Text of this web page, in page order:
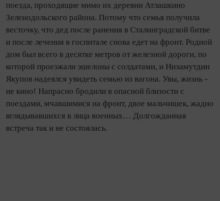
поезда, проходящие мимо их деревни Атлашкино
Зеленодольского района. Потому что семья получила
весточку, что дед после ранения в Сталинградской битве
и после лечения в госпитале снова едет на фронт. Родной
дом был всего в десятке метров от железной дороги, по
которой проезжали эшелоны с солдатами, и Низамутдин
Якупов надеялся увидеть семью из вагона. Увы, жизнь -
не кино! Напрасно бродили в опасной близости с
поездами, мчавшимися на фронт, двое мальчишек, жадно
вглядывавшихся в лица военных… Долгожданная
встреча так и не состоялась.